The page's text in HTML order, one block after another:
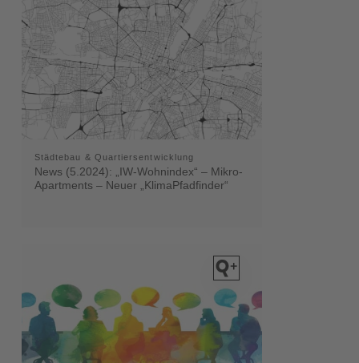
Städtebau & Quartiersentwicklung
News (5.2024): „IW-Wohnindex“ – Mikro-
Apartments – Neuer „KlimaPfadfinder“